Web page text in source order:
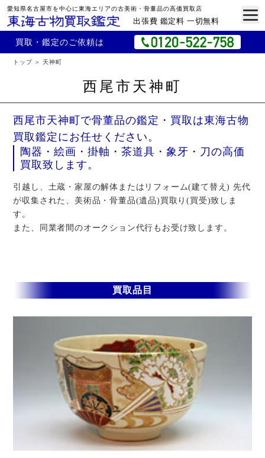
愛知県名古屋市を中心に東海エリアの古美術・骨董品の高価買取店
出張費 鑑定料 一切無料
買取・鑑定のご依頼は
トップ 天神町
西尾市天神町
西尾市天神町で骨董品の鑑定・買取は東海古物
買取鑑定にお任せください。
陶器・絵画・掛軸・茶道具・象牙・刀の高価
買取致します。
引越し、土蔵・家屋の解体またはリフォーム(建て替え) 先代
が収集された、美術品・骨董品(遺品)買取り(買受)致しま
す。
また、同業者間のオークション代行もお受け致します。
買取品目